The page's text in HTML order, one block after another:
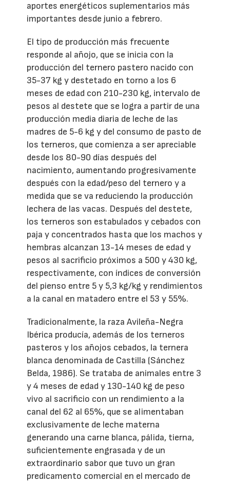
aportes energéticos suplementarios más
importantes desde junio a febrero.
El tipo de producción más frecuente
responde al añojo, que se inicia con la
producción del ternero pastero nacido con
35-37 kg y destetado en torno a los 6
meses de edad con 210-230 kg, intervalo de
pesos al destete que se logra a partir de una
producción media diaria de leche de las
madres de 5-6 kg y del consumo de pasto de
los terneros, que comienza a ser apreciable
desde los 80-90 días después del
nacimiento, aumentando progresivamente
después con la edad/peso del ternero y a
medida que se va reduciendo la producción
lechera de las vacas. Después del destete,
los terneros son estabulados y cebados con
paja y concentrados hasta que los machos y
hembras alcanzan 13-14 meses de edad y
pesos al sacrificio próximos a 500 y 430 kg,
respectivamente, con índices de conversión
del pienso entre 5 y 5,3 kg/kg y rendimientos
a la canal en matadero entre el 53 y 55%.
Tradicionalmente, la raza Avileña-Negra
Ibérica producía, además de los terneros
pasteros y los añojos cebados, la ternera
blanca denominada de Castilla (Sánchez
Belda, 1986). Se trataba de animales entre 3
y 4 meses de edad y 130-140 kg de peso
vivo al sacrificio con un rendimiento a la
canal del 62 al 65%, que se alimentaban
exclusivamente de leche materna
generando una carne blanca, pálida, tierna,
suficientemente engrasada y de un
extraordinario sabor que tuvo un gran
predicamento comercial en el mercado de